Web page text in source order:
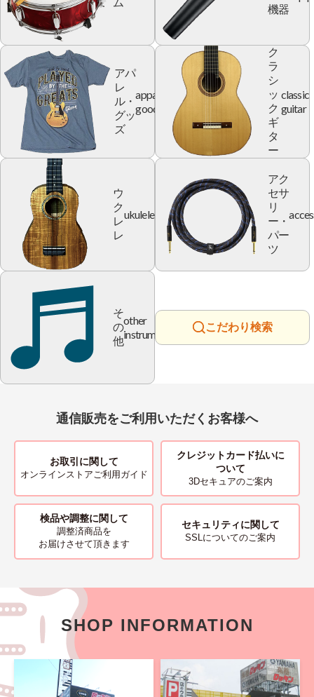
機器
アパ
レ
ル・
グッ
ズ
apparel
goods
ク
ラ
シ
ッ
ク
ギ
タ
ー
classic
guitar
ウ
ク
レ
レ
ukulele
アク
セサ
リ
ー・
パー
ツ
そ
の
他
other
instrument
こだわり検索
通信販売をご利用いただくお客様へ
お取引に関して
オンラインストアご利用ガイド
クレジットカード払いに
ついて
3Dセキュアのご案内
検品や調整に関して
調整済商品を
お届けさせて頂きます
セキュリティに関して
SSLについてのご案内
SHOP INFORMATION